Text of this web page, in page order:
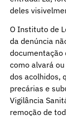
deles
O Instituto de
da denúncia
documentação
como alvará
dos acolhidos,
precárias e
Vigilância
remoção de